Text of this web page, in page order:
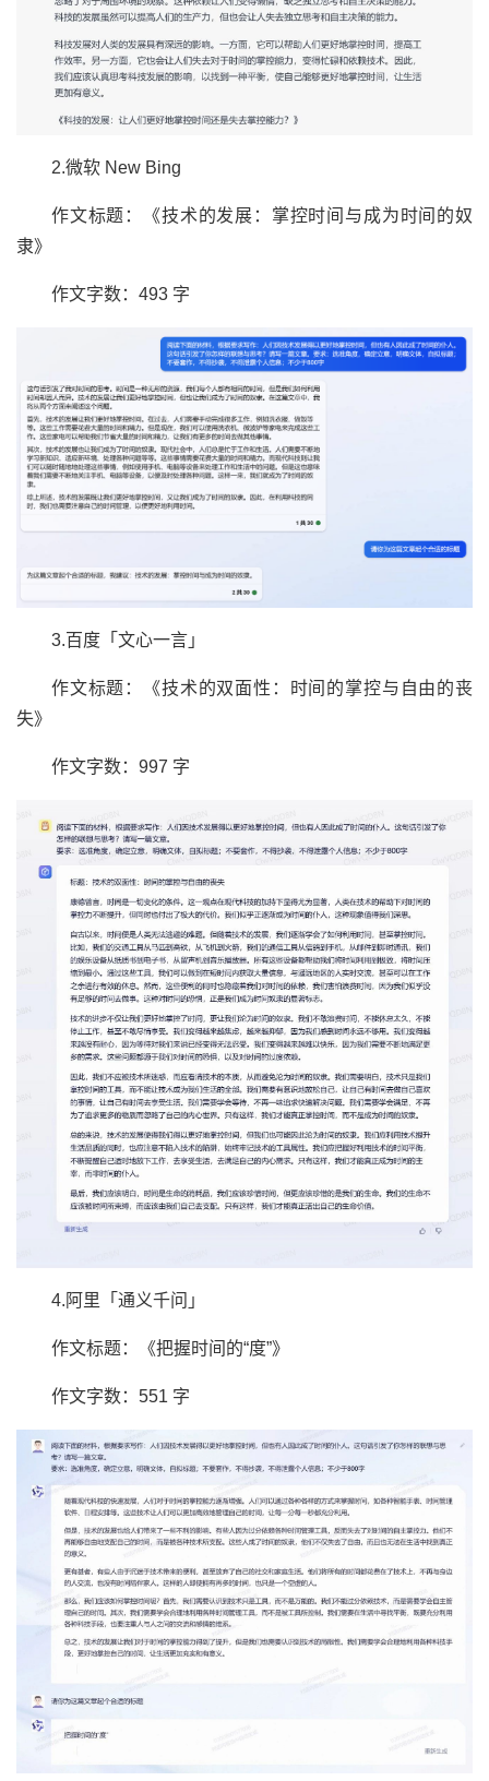
2.微软 New Bing
作文标题：《技术的发展：掌控时间与成为时间的奴
隶》
作文字数：493 字
3.百度「文心一言」
作文标题：《技术的双面性：时间的掌控与自由的丧
失》
作文字数：997 字
4.阿里「通义千问」
作文标题：《把握时间的“度”》
作文字数：551 字